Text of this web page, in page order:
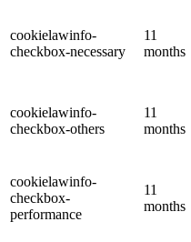
cookielawinfo-
checkbox-necessary
11
months
cookielawinfo-
checkbox-others
11
months
cookielawinfo-
checkbox-
performance
11
months